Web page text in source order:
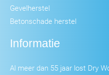
Gevelherstel
Betonschade herstel
Informatie
Al meer dan 55 jaar lost Dry